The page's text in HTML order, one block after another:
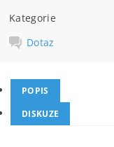
Kategorie
Dotaz
POPIS
DISKUZE